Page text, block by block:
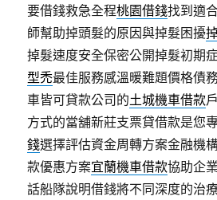
要借錢救急全程桃園借錢找到適
師幫助掉頭髮的原因與掉髮困擾
掉髮速度安全保密公開掉髮初期
型禿最佳服務感溫暖難題價格債
車皆可貸款公司的土城機車借款
方式的當舖新莊支票貸借款是您
錢選擇評估資金周轉方案金融機
款優惠方案宜蘭機車借款協助企
話船隊說明借錢將不同深度的治